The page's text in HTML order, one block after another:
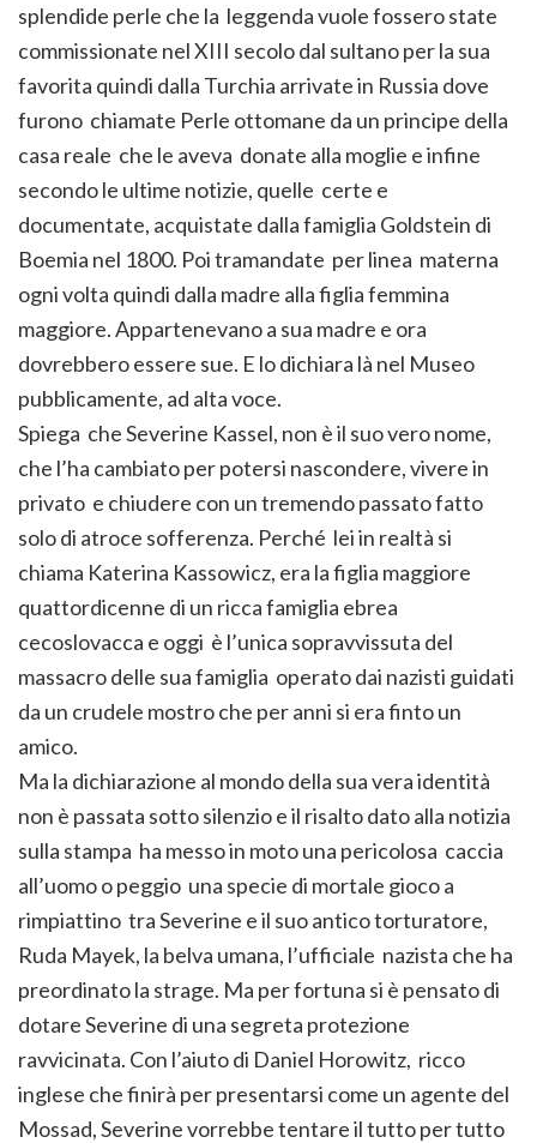
splendide perle che la leggenda vuole fossero state
commissionate nel XIII secolo dal sultano per la sua
favorita quindi dalla Turchia arrivate in Russia dove
furono chiamate Perle ottomane da un principe della
casa reale che le aveva donate alla moglie e infine
secondo le ultime notizie, quelle certe e
documentate, acquistate dalla famiglia Goldstein di
Boemia nel 1800. Poi tramandate per linea materna
ogni volta quindi dalla madre alla figlia femmina
maggiore. Appartenevano a sua madre e ora
dovrebbero essere sue. E lo dichiara là nel Museo
pubblicamente, ad alta voce.
Spiega che Severine Kassel, non è il suo vero nome,
che l’ha cambiato per potersi nascondere, vivere in
privato e chiudere con un tremendo passato fatto
solo di atroce sofferenza. Perché lei in realtà si
chiama Katerina Kassowicz, era la figlia maggiore
quattordicenne di un ricca famiglia ebrea
cecoslovacca e oggi è l’unica sopravvissuta del
massacro delle sua famiglia operato dai nazisti guidati
da un crudele mostro che per anni si era finto un
amico.
Ma la dichiarazione al mondo della sua vera identità
non è passata sotto silenzio e il risalto dato alla notizia
sulla stampa ha messo in moto una pericolosa caccia
all’uomo o peggio una specie di mortale gioco a
rimpiattino tra Severine e il suo antico torturatore,
Ruda Mayek, la belva umana, l’ufficiale nazista che ha
preordinato la strage. Ma per fortuna si è pensato di
dotare Severine di una segreta protezione
ravvicinata. Con l’aiuto di Daniel Horowitz, ricco
inglese che finirà per presentarsi come un agente del
Mossad, Severine vorrebbe tentare il tutto per tutto